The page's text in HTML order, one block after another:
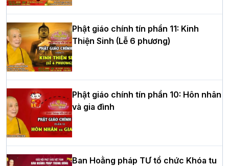
hè tại chùa Bằng
HT.Thích Thọ Lạc được suy cử làm tân
Trưởng BTS GHPGVN tỉnh Nghệ An
Hòa thượng Thích Quảng Tùng tái đắc
cử Trưởng BTS GHPGVN thành phố Hải
Phòng nhiệm kỳ 2026 – 2031
Phật giáo chính tín phần 11: Kinh
Thiện Sinh (Lễ 6 phương)
Phật giáo chính tín phần 10: Hôn nhân
và gia đình
Ban Hoằng pháp TƯ tổ chức Khóa tu